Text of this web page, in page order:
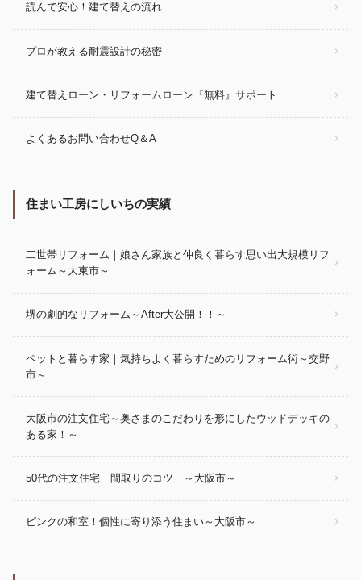
読んで安心！建て替えの流れ
プロが教える耐震設計の秘密
建て替えローン・リフォームローン『無料』サポート
よくあるお問い合わせQ＆A
住まい工房にしいちの実績
二世帯リフォーム｜娘さん家族と仲良く暮らす思い出大規模リフ
ォーム～大東市～
堺の劇的なリフォーム～After大公開！！～
ペットと暮らす家｜気持ちよく暮らすためのリフォーム術～交野
市～
大阪市の注文住宅～奥さまのこだわりを形にしたウッドデッキの
ある家！～
50代の注文住宅 間取りのコツ ～大阪市～
ピンクの和室！個性に寄り添う住まい～大阪市～